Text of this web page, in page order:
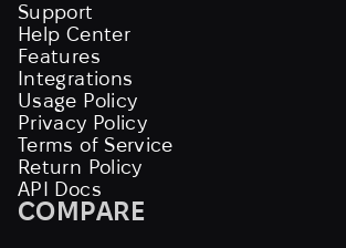
Support
Help Center
Features
Integrations
Usage Policy
Privacy Policy
Terms of Service
Return Policy
API Docs
COMPARE